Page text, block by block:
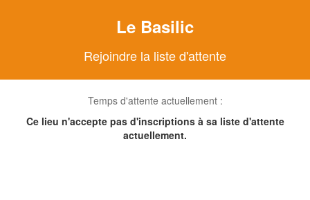
Le Basilic
Rejoindre la liste d'attente
Temps d'attente actuellement :
Ce lieu n'accepte pas d'inscriptions à sa liste d'attente
actuellement.